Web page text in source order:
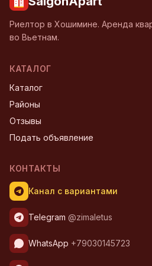
Риелтор в Хошимине. Аренда
во Вьетнам.
КАТАЛОГ
Каталог
Районы
Отзывы
Подать объявление
КОНТАКТЫ
Канал с вариантами
Telegram @zimaletus
WhatsApp +79030145723